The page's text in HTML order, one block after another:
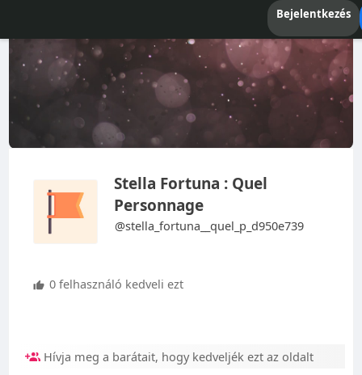
Bejelentkezés
Stella Fortuna : Quel
Personnage
@stella_fortuna__quel_p_d950e739
0 felhasználó kedveli ezt
Hívja meg a barátait, hogy kedveljék ezt az oldalt